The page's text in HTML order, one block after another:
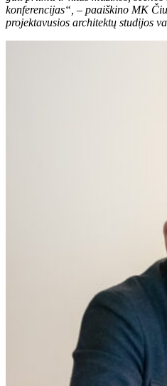
konferencijas“, – paaiškino MK
projektavusios architektų studijos